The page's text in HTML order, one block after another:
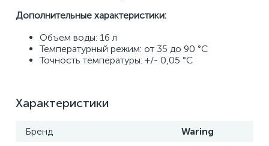
Дополнительные характеристики:
Объем воды: 16 л
Температурный режим: от 35 до 90 °C
Точность температуры: +/- 0,05 °C
Характеристики
Бренд
Waring